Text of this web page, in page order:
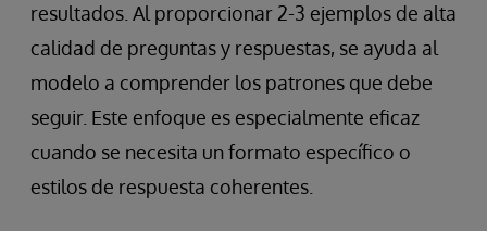
resultados. Al proporcionar 2-3 ejemplos de alta
calidad de preguntas y respuestas, se ayuda al
modelo a comprender los patrones que debe
seguir. Este enfoque es especialmente eficaz
cuando se necesita un formato específico o
estilos de respuesta coherentes.